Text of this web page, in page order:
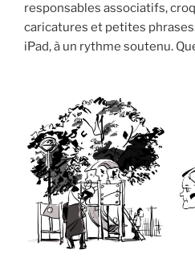
responsables associatifs,
caricatures et petites
iPad, à un rythme soutenu.